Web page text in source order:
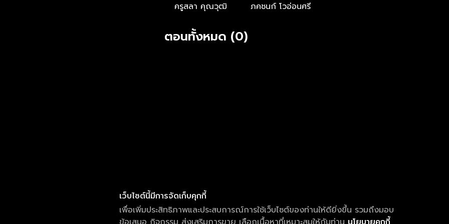
ครูสลา คุณวุฒิ ภคชนก์ โวอ่อนศรี
ตอนทั้งหมด (0)
เว็บไซต์นี้มีการจัดเก็บคุกกี้
เพื่อเพิ่มประสิทธิภาพและประสบการณ์การใช้เว็บไซต์ของท่านให้ดียิ่งขึ้น รวมถึงมอบ